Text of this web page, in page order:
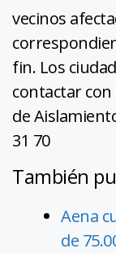
vecinos
fin. Los
contactar con
de
31 70
También
Aena
de